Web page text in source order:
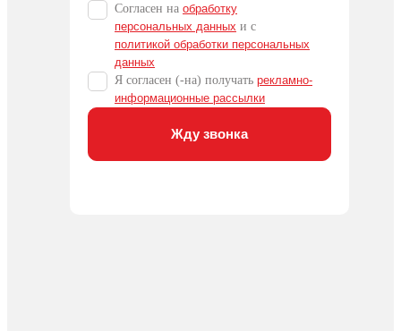
Согласен на обработку
персональных данных и c
политикой обработки персональных
данных
Я согласен (-на) получать рекламно-
информационные рассылки
Жду звонка